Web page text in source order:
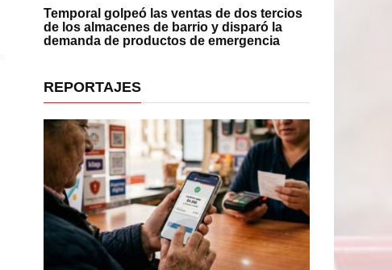
Temporal golpeó las ventas de dos tercios
de los almacenes de barrio y disparó la
demanda de productos de emergencia
REPORTAJES